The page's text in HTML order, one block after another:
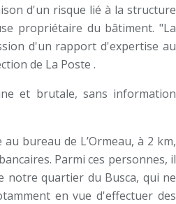
d'un risque lié à la structure
propriétaire du bâtiment. "La
d'un rapport d'expertise au
de La Poste .
et brutale, sans information
bureau de L’Ormeau, à 2 km,
Parmi ces personnes, il
notre quartier du Busca, qui ne
en vue d'effectuer des